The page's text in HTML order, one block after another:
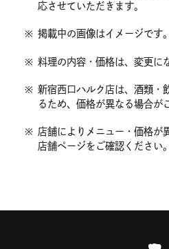
応させていただきます。
※ 掲載中の画像はイメージです。
※ 料理の内容・価格は、変更に
※ 新宿西口ハルク店は、酒類・
るため、価格が異なる場合が
※ 店舗によりメニュー・価格が
店舗ページをご確認ください。